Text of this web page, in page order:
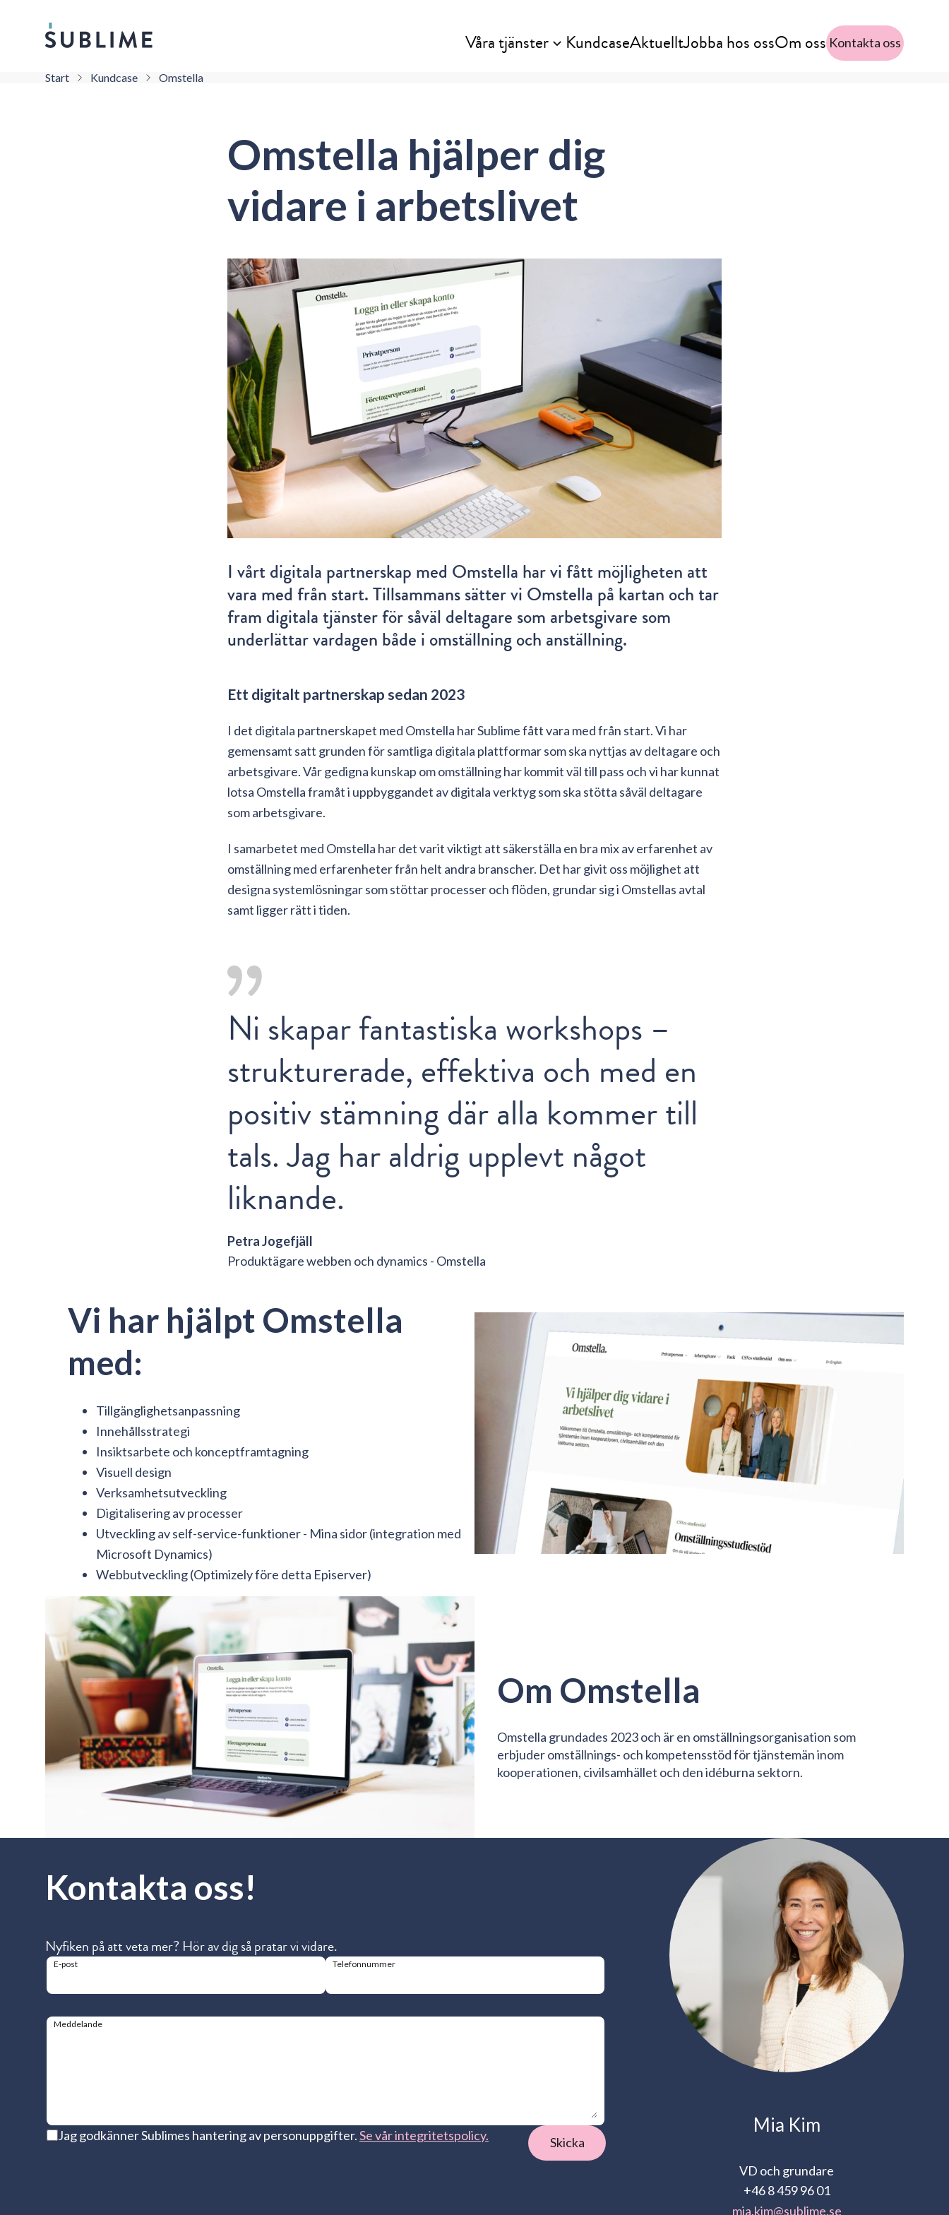
Våra tjänster KundcaseAktuelltJobba hos ossOm oss Kontakta oss
Start Kundcase Omstella
Omstella hjälper dig
vidare i arbetslivet
I vårt digitala partnerskap med Omstella har vi fått möjligheten att
vara med från start. Tillsammans sätter vi Omstella på kartan och tar
fram digitala tjänster för såväl deltagare som arbetsgivare som
underlättar vardagen både i omställning och anställning.
Ett digitalt partnerskap sedan 2023
I det digitala partnerskapet med Omstella har Sublime fått vara med från start. Vi har
gemensamt satt grunden för samtliga digitala plattformar som ska nyttjas av deltagare och
arbetsgivare. Vår gedigna kunskap om omställning har kommit väl till pass och vi har kunnat
lotsa Omstella framåt i uppbyggandet av digitala verktyg som ska stötta såväl deltagare
som arbetsgivare.
I samarbetet med Omstella har det varit viktigt att säkerställa en bra mix av erfarenhet av
omställning med erfarenheter från helt andra branscher. Det har givit oss möjlighet att
designa systemlösningar som stöttar processer och flöden, grundar sig i Omstellas avtal
samt ligger rätt i tiden.
Ni skapar fantastiska workshops –
strukturerade, effektiva och med en
positiv stämning där alla kommer till
tals. Jag har aldrig upplevt något
liknande.
Petra Jogefjäll
Produktägare webben och dynamics - Omstella
Vi har hjälpt Omstella
med:
Tillgänglighetsanpassning
Innehållsstrategi
Insiktsarbete och konceptframtagning
Visuell design
Verksamhetsutveckling
Digitalisering av processer
Utveckling av self-service-funktioner - Mina sidor (integration med
Microsoft Dynamics)
Webbutveckling (Optimizely före detta Episerver)
Om Omstella
Omstella grundades 2023 och är en omställningsorganisation som
erbjuder omställnings- och kompetensstöd för tjänstemän inom
kooperationen, civilsamhället och den idéburna sektorn.
Kontakta oss!
Nyfiken på att veta mer? Hör av dig så pratar vi vidare.
E-post Telefonnummer
Meddelande
Jag godkänner Sublimes hantering av personuppgifter.Se vår integritetspolicy. Mia Kim
VD och grundare
+46 8 459 96 01
mia.kim@sublime.se